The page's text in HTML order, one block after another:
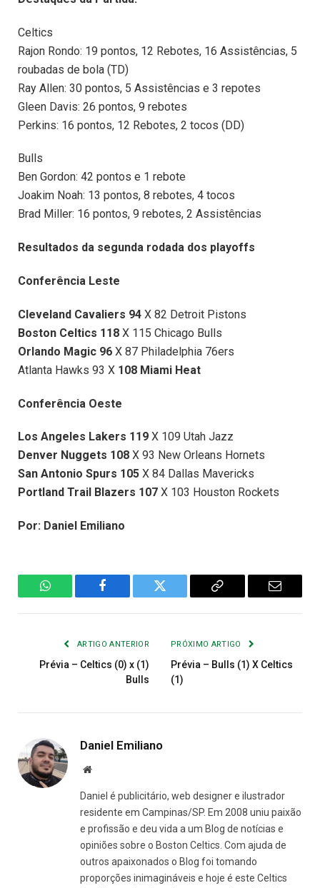
Celtics
Rajon Rondo: 19 pontos, 12 Rebotes, 16 Assistências, 5
roubadas de bola (TD)
Ray Allen: 30 pontos, 5 Assistências e 3 repotes
Gleen Davis: 26 pontos, 9 rebotes
Perkins: 16 pontos, 12 Rebotes, 2 tocos (DD)
Bulls
Ben Gordon: 42 pontos e 1 rebote
Joakim Noah: 13 pontos, 8 rebotes, 4 tocos
Brad Miller: 16 pontos, 9 rebotes, 2 Assistências
Resultados da segunda rodada dos playoffs
Conferência Leste
Cleveland Cavaliers 94 X 82 Detroit Pistons
Boston Celtics 118 X 115 Chicago Bulls
Orlando Magic 96 X 87 Philadelphia 76ers
Atlanta Hawks 93 X 108 Miami Heat
Conferência Oeste
Los Angeles Lakers 119 X 109 Utah Jazz
Denver Nuggets 108 X 93 New Orleans Hornets
San Antonio Spurs 105 X 84 Dallas Mavericks
Portland Trail Blazers 107 X 103 Houston Rockets
Por: Daniel Emiliano
WhatsAppFacebook Twitter
Copiar
E-
ARTIGO ANTERIOR
Prévia – Celtics (0) x (1)
Bulls
PRÓXIMO ARTIGO
Prévia – Bulls (1) X Celtics
(1)
Daniel Emiliano
Site
Daniel é publicitário, web designer e ilustrador
residente em Campinas/SP. Em 2008 uniu paixão
e profissão e deu vida a um Blog de notícias e
opiniões sobre o Boston Celtics. Com ajuda de
outros apaixonados o Blog foi tomando
proporções inimagináveis e hoje é este Celtics